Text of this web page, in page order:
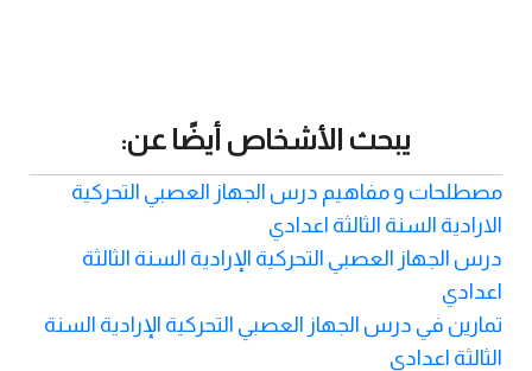
يبحث الأشخاص أيضًا عن:
مصطلحات و مفاهيم درس الجهاز العصبي التحركية
الارادية السنة الثالثة اعدادي
درس الجهاز العصبي التحركية الإرادية السنة الثالثة
اعدادي
تمارين في درس الجهاز العصبي التحركية الإرادية السنة
الثالثة اعدادي